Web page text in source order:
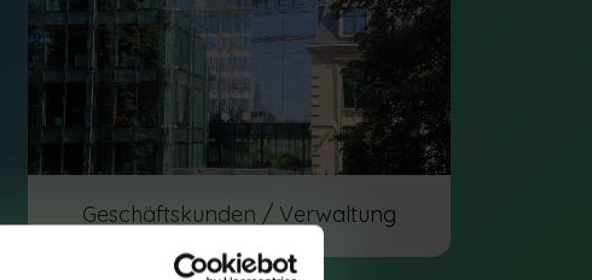
Geschäftskunden / Verwaltung